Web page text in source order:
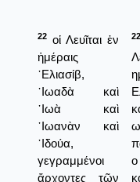
22 οἱ Λευῖται ἐν
ἡμέραις
᾿Ελιασίβ,
᾿Ιωαδὰ καὶ
᾿Ιωὰ καὶ
᾿Ιωανὰν καὶ
᾿Ιδούα,
γεγραμμένοι
ἄρχοντες τῶν
22